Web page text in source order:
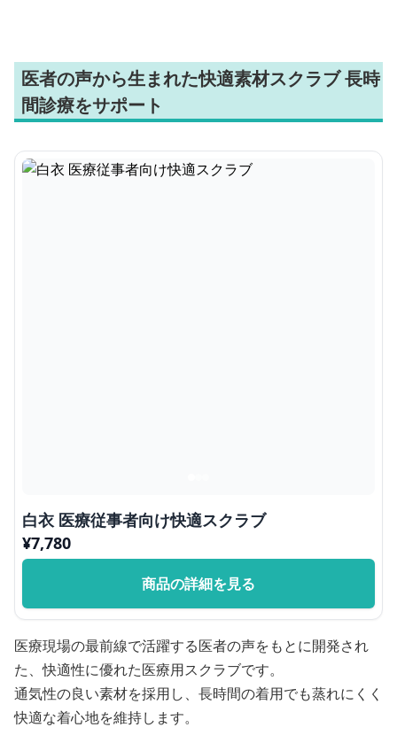
医者の声から生まれた快適素材スクラブ 長時
間診療をサポート
白衣 医療従事者向け快適スクラブ
¥7,780
商品の詳細を見る
医療現場の最前線で活躍する医者の声をもとに開発され
た、快適性に優れた医療用スクラブです。
通気性の良い素材を採用し、長時間の着用でも蒸れにくく
快適な着心地を維持します。